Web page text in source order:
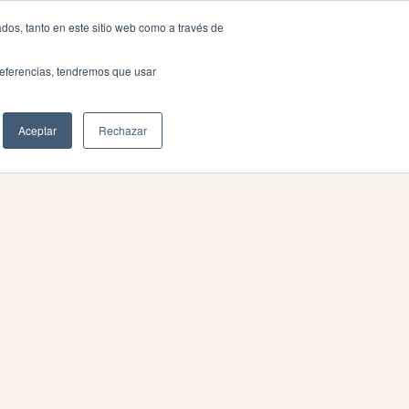
tanto en este sitio web como a través de
tendremos que usar
Aceptar Rechazar